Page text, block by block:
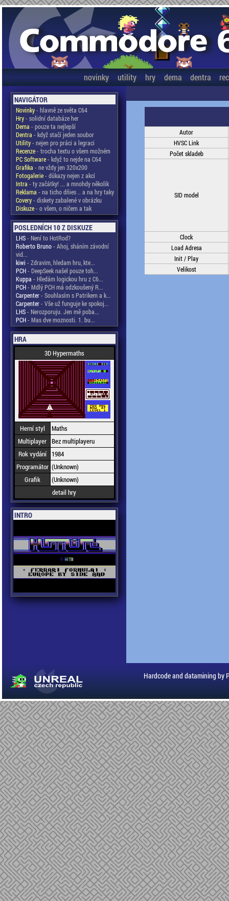
novinky utility hry dema dentra
NAVIGÁTOR
Novinky- hlavně ze světa C64
Hry- solidní databáze her
Dema - pouze ta nejlepší
Dentra - když stačí jeden soubor
Utility- nejen pro práci a legraci
Recenze- trocha textu o všem možném
PC Software- když to nejde na C64
Grafika - ne vždy jen 320x200
Fotogalerie- důkazy nejen z akcí
Intra - ty začátky! ... a mnohdy několik
Reklama - na ticho dňies .. a na hry taky
Covery- diskety zabalené v obrázku
Diskuze- o všem, o ničem a tak
POSLEDNÍCH 10 Z DISKUZE
LHS- Není to HotRod?
Roberto Bruno- Ahoj, sháním závodní
vid...
kiwi - Zdravim, hledam hru, kte...
PCH- DeepSeek našel pouze toh...
Kuppa - Hledám logickou hru z C6...
PCH- Mdlý PCH má odzkoušený R...
Carpenter- Souhlasím s Patrikem a k...
Carpenter- Vše už funguje ke spokoj...
LHS- Nerozporuju. Jen mě poba...
PCH- Mas dve moznosti. 1. bu...
HRA
3D Hypermaths
Herní styl
Maths
Multiplayer Bez multiplayeru
Rok vydání
1984
Programátor (Unknown)
Grafik
(Unknown)
detail hry
INTRO
Autor
HVSC Link
Počet skladeb
SID model
Clock
Load Adresa
Init / Play
Velikost
Hardcode and datamining by